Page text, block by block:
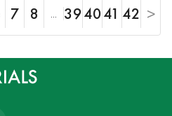
7 8 ... 394041 42 >